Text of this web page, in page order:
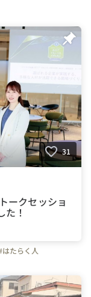
31
ークセッショ
！
はたらく人